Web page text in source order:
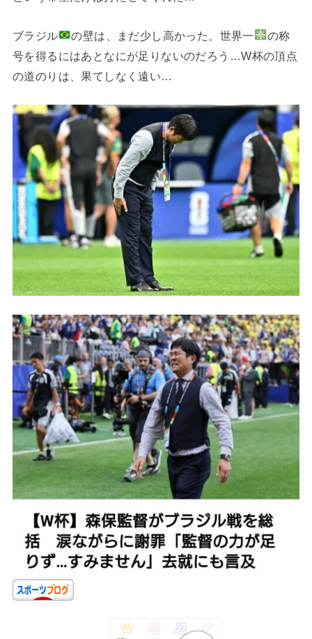
ブラジル の壁は、まだ少し高かった。世界一
の称
号を得るにはあとなにが足りないのだろう…W杯の頂点
の道のりは、果てしなく遠い…